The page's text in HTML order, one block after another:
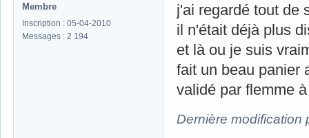
Membre
Inscription : 05-04-2010
Messages : 2 194
j'ai regardé tout de
il n'était déjà plus
et là ou je suis
fait un beau panier
validé par flemme
Dernière modification